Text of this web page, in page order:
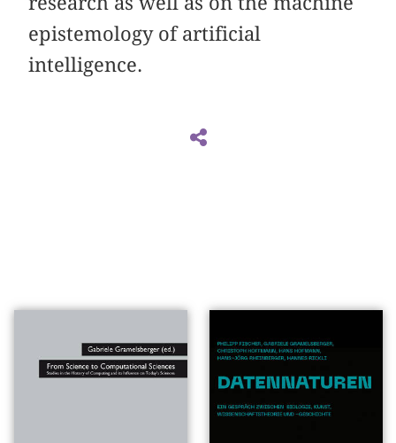
epistemology of artificial
intelligence.